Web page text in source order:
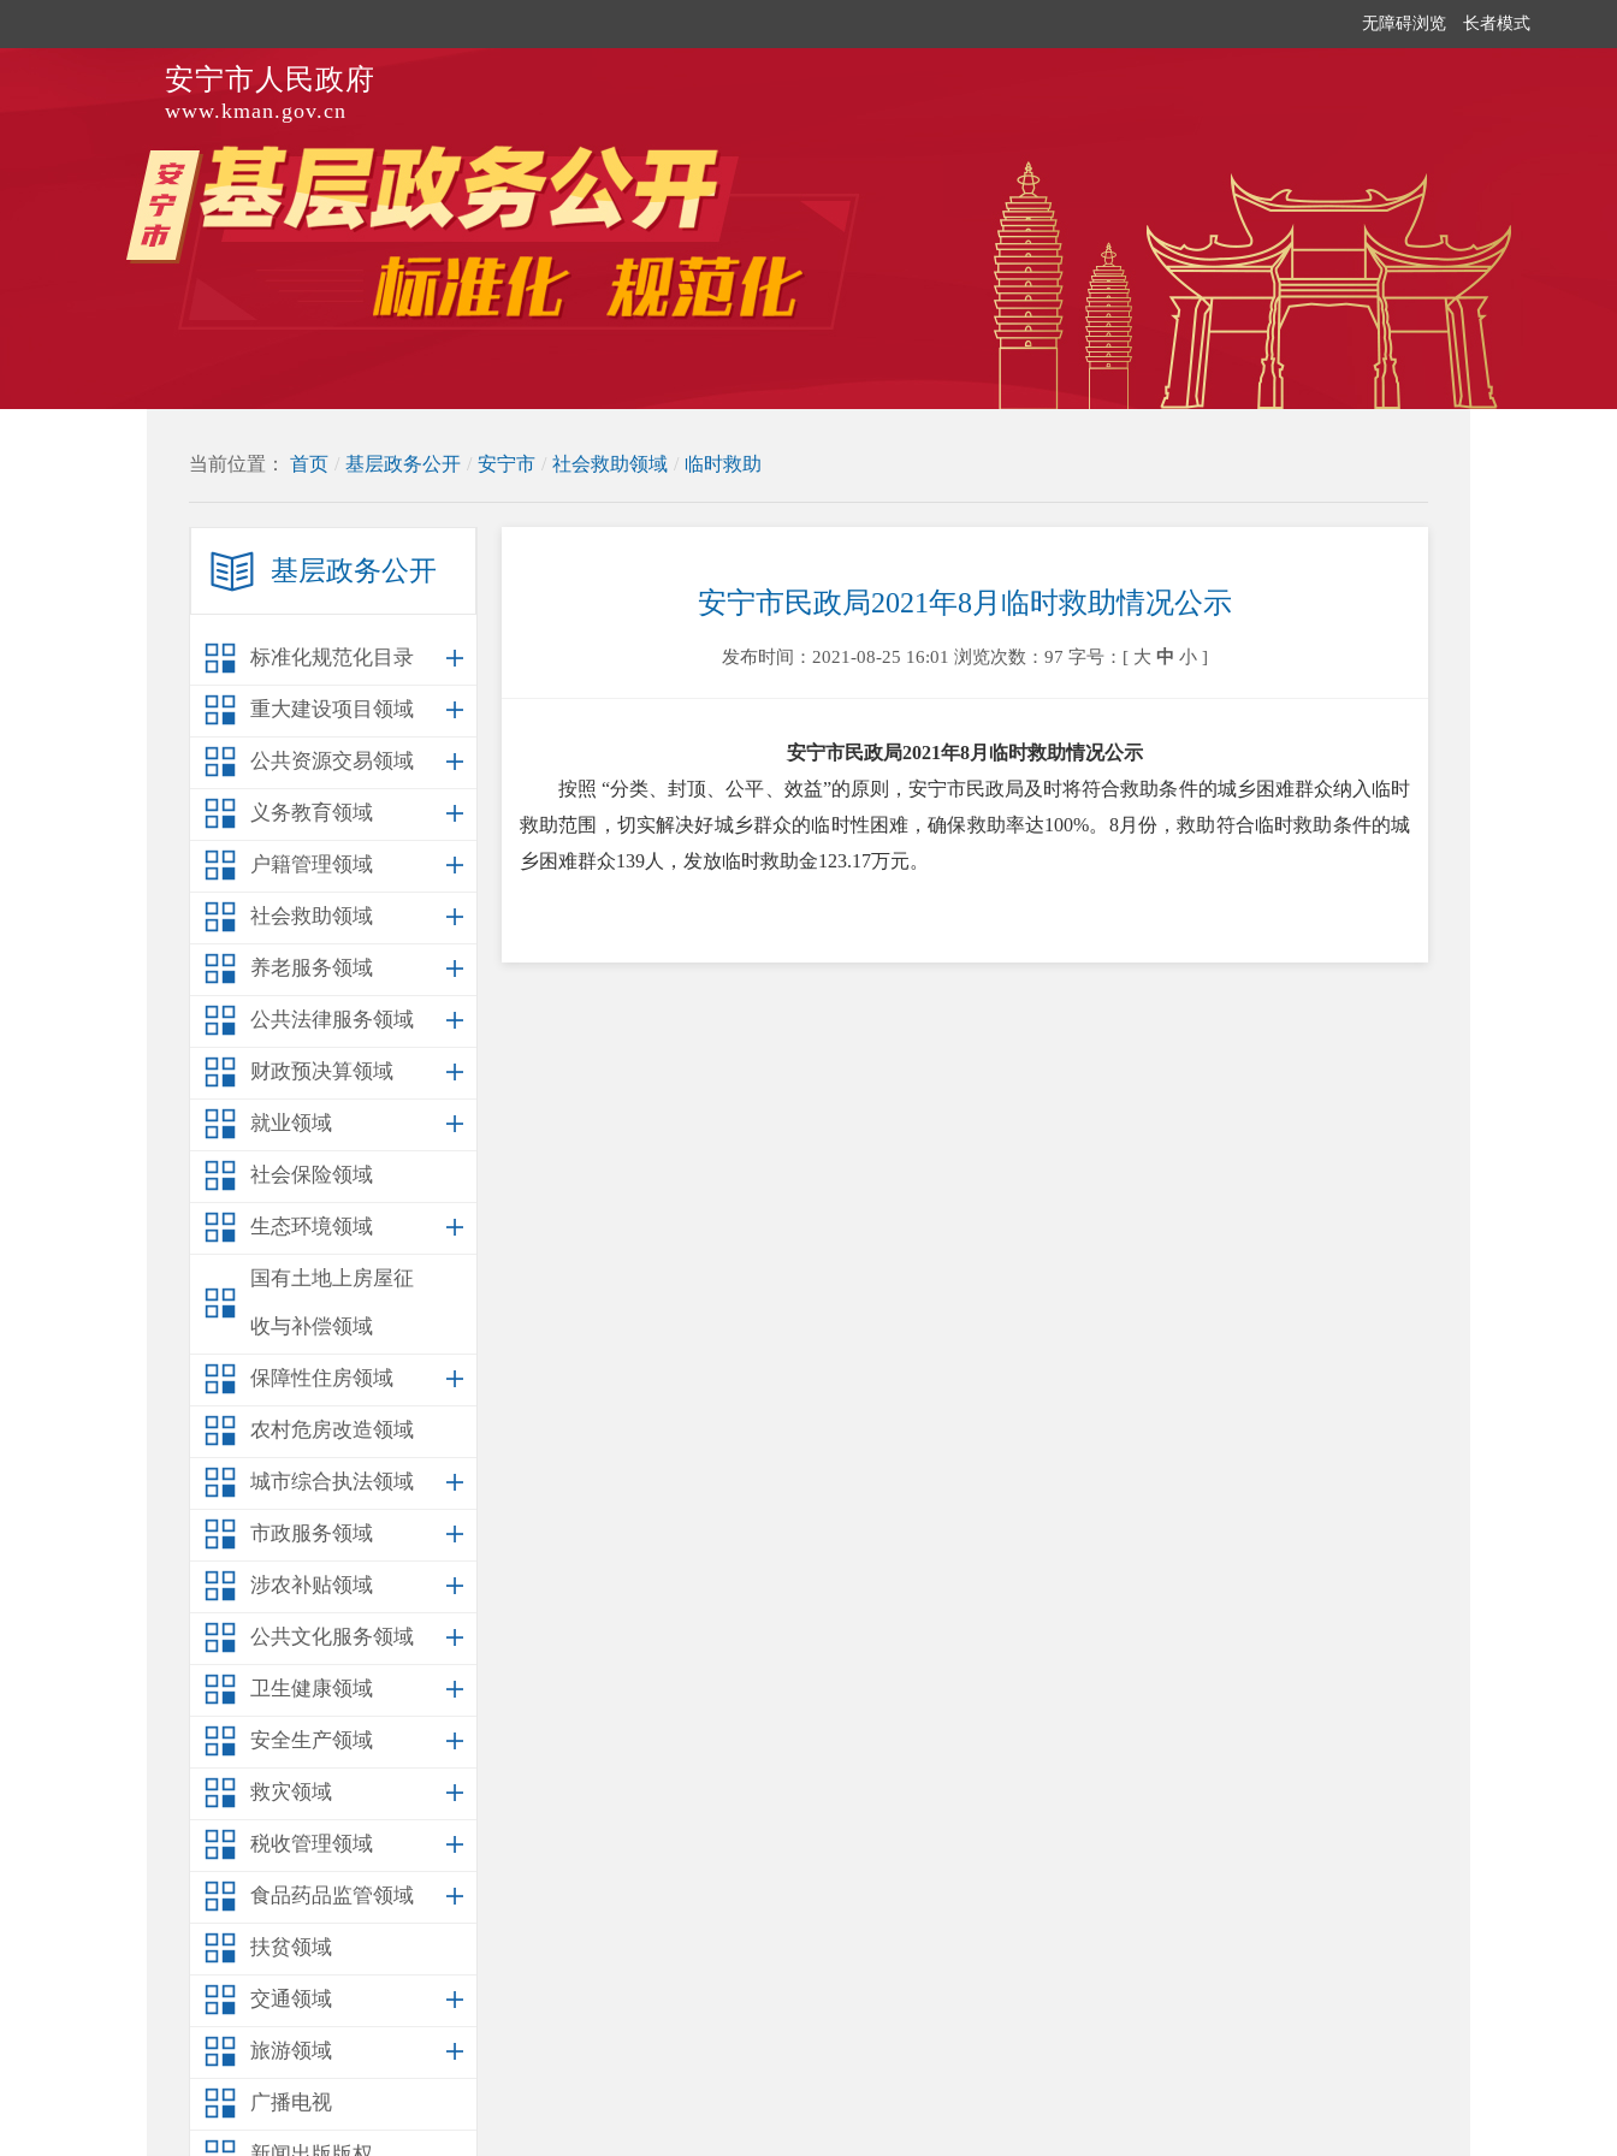
无障碍浏览 长者模式
安宁市人民政府
www.kman.gov.cn
当前位置： 首页 / 基层政务公开 / 安宁市 / 社会救助领域 / 临时救助
基层政务公开
标准化规范化目录
重大建设项目领域
公共资源交易领域
义务教育领域
户籍管理领域
社会救助领域
养老服务领域
公共法律服务领域
财政预决算领域
就业领域
社会保险领域
生态环境领域
国有土地上房屋征
收与补偿领域
保障性住房领域
农村危房改造领域
城市综合执法领域
市政服务领域
涉农补贴领域
公共文化服务领域
卫生健康领域
安全生产领域
救灾领域
税收管理领域
食品药品监管领域
扶贫领域
交通领域
旅游领域
广播电视
安宁市民政局2021年8月临时救助情况公示
发布时间：2021-08-25 16:01 浏览次数：97 字号：[ 大 中 小 ]
安宁市民政局2021年8月临时救助情况公示
按照 “分类、封顶、公平、效益”的原则，安宁市民政局及时将符合救助条件的城乡困难群众纳入临时
救助范围，切实解决好城乡群众的临时性困难，确保救助率达100%。8月份，救助符合临时救助条件的城
乡困难群众139人，发放临时救助金123.17万元。